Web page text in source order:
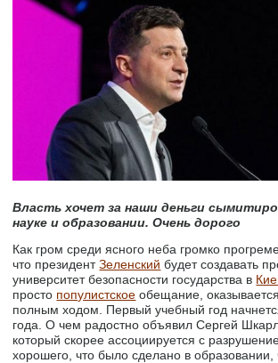
Власть хочет за наши деньги
науке и образовании. Очень дорого
Как гром среди ясного неба громко
что президентЗеленский будет создавать
университет безопасности государства в
просто популистское обещание,
полным ходом. Первый учебный год
года. О чем радостно объявил Сергей
который скорее ассоциируется с
хорошего, что было сделано в образовании,